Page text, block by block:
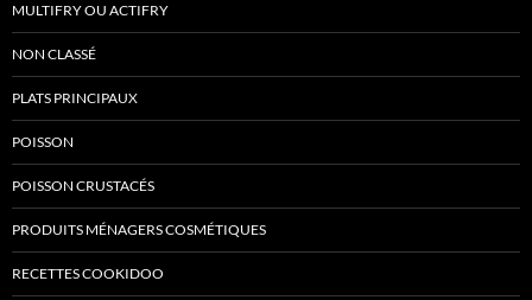
MULTIFRY OU ACTIFRY
NON CLASSÉ
PLATS PRINCIPAUX
POISSON
POISSON CRUSTACÉS
PRODUITS MÉNAGERS COSMÉTIQUES
RECETTES COOKIDOO